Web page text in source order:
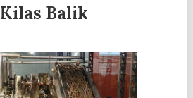
Kilas Balik